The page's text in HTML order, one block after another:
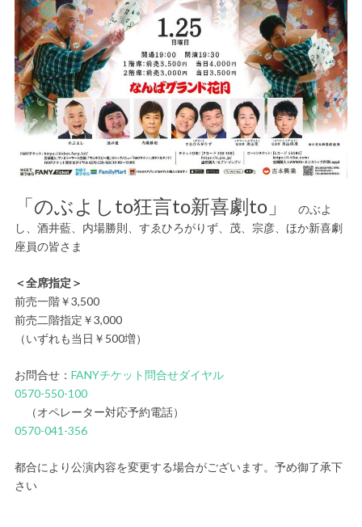
「のぶよしto狂言to新喜劇to」
のぶよ
し、酒井藍、内場勝則、すゑひろがりず、茂、宗彦、ほか新喜劇
座員の皆さま
＜全席指定＞
前売一階￥3,500
前売二階指定￥3,000
（いずれも当日￥500増）
お問合せ： FANYチケット問合せダイヤル
0570-550-100
（オペレーター対応予約電話）
0570-041-356
都合により公演内容を変更する場合がございます。予め御了承下
さい